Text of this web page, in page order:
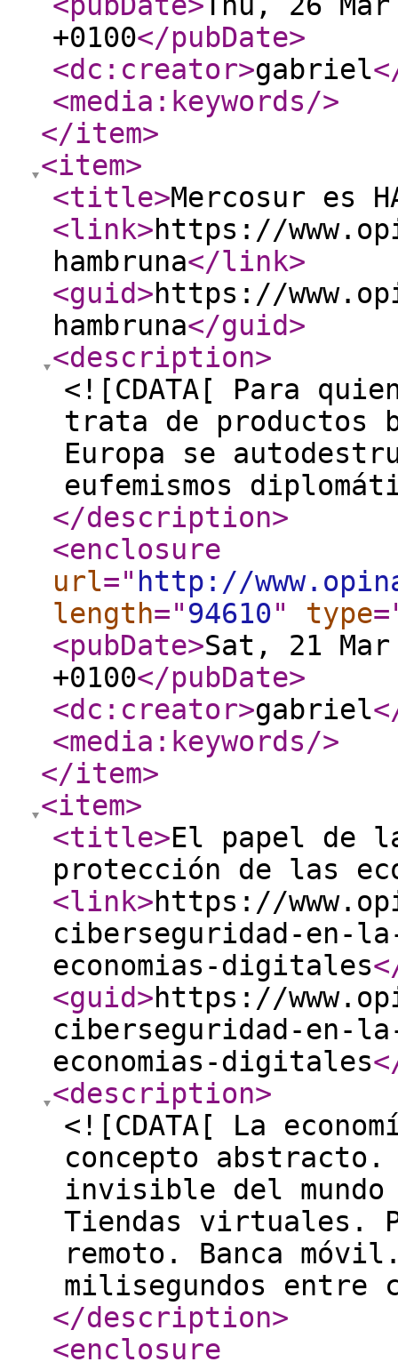
+0100</pubDate>
<dc:creator>gabriel
<media:keywords/>
</item>
<item>
<title>Mercosur es
<link>https://
hambruna</link>
<guid>https://
hambruna</guid>
<description>
<![CDATA[ Para
trata de productos
Europa se
eufemismos
</description>
<enclosure
url=" http://
length="94610" type
<pubDate>Sat, 21
+0100</pubDate>
<dc:creator>gabriel
<media:keywords/>
</item>
<item>
<title>El papel de
protección de las
<link>https://
ciberseguridad-en-
economias-digitales
<guid>https://
ciberseguridad-en-
economias-digitales
<description>
<![CDATA[ La
concepto
invisible del mundo
Tiendas virtuales.
remoto. Banca
milisegundos entre
</description>
<enclosure